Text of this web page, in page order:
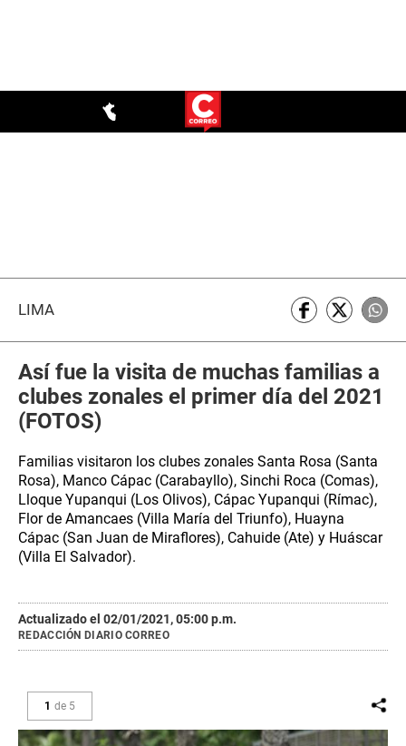
LIMA
Así fue la visita de muchas familias a
clubes zonales el primer día del 2021
(FOTOS)
Familias visitaron los clubes zonales Santa Rosa (Santa
Rosa), Manco Cápac (Carabayllo), Sinchi Roca (Comas),
Lloque Yupanqui (Los Olivos), Cápac Yupanqui (Rímac),
Flor de Amancaes (Villa María del Triunfo), Huayna
Cápac (San Juan de Miraflores), Cahuide (Ate) y Huáscar
(Villa El Salvador).
REDACCIÓN DIARIO CORREO
Actualizado el 02/01/2021, 05:00 p.m.
1 de 5